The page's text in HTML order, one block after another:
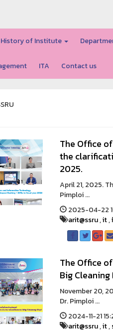
History of Institute
ITA Contact us
The Office
the
2025.
April 21, 2025.
Pimploi ...
2025-04-22
arit@ssru,it,
The Office
Big
November 20,
Dr. Pimploi ...
2024-11-21
arit@ssru,it,